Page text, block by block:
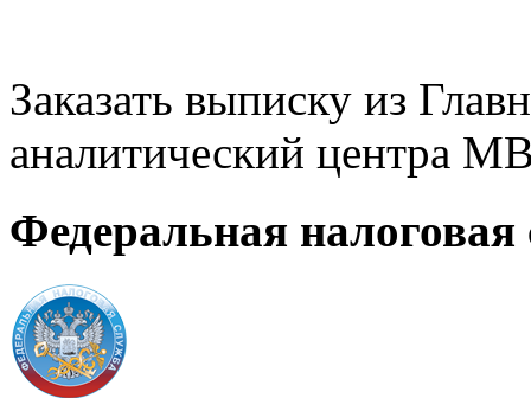
Заказать выписку из
аналитический центра
Федеральная налоговая